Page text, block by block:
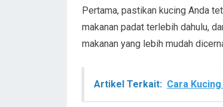
Pertama, pastikan kucing Anda
makanan padat terlebih dahulu,
makanan yang lebih mudah
Artikel Terkait: Cara